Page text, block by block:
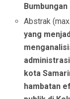
Bumbungan
Abstrak
yang
kota
hambatan